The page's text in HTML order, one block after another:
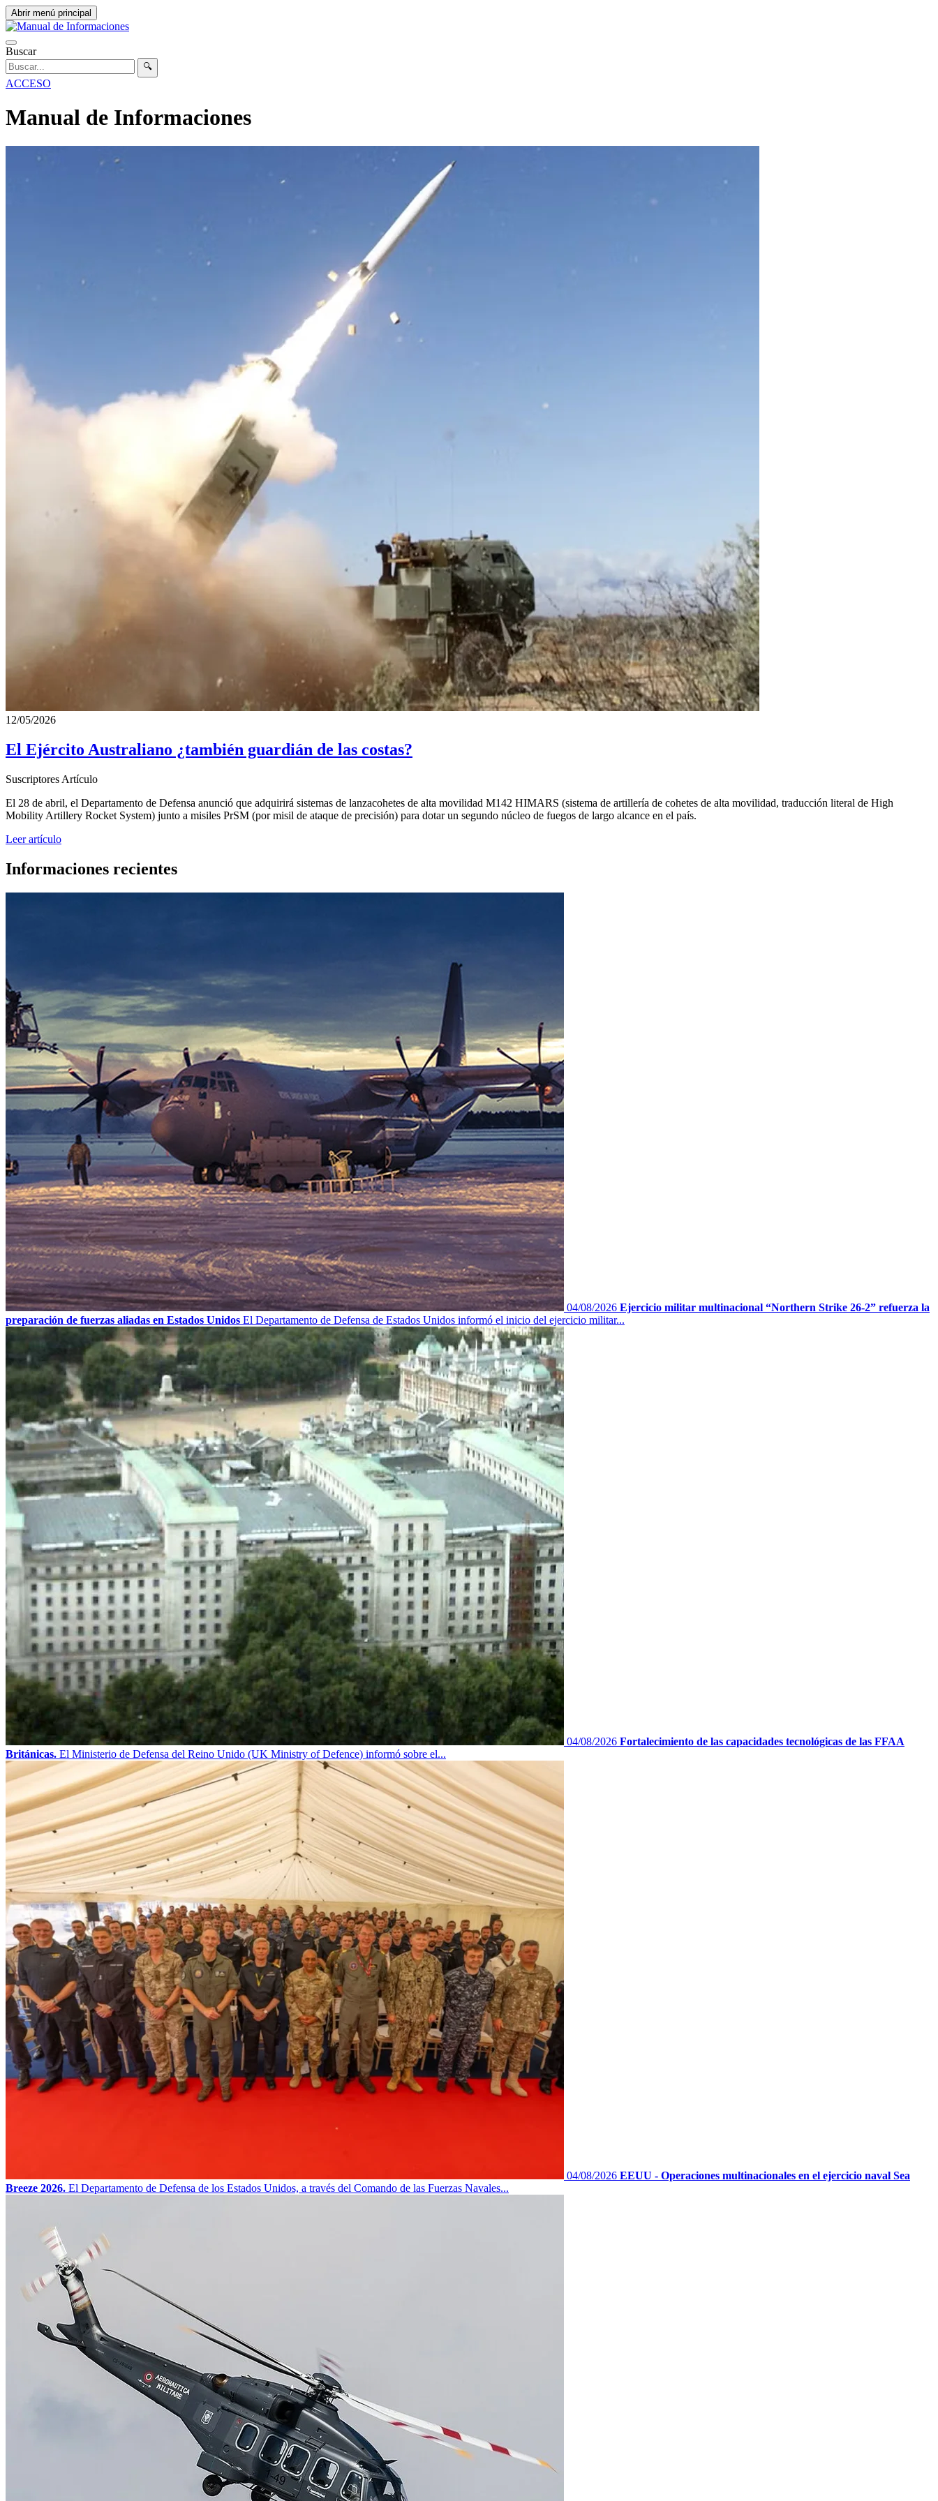
Abrir menú principal
Buscar
🔍
ACCESO
Manual de Informaciones
12/05/2026
El Ejército Australiano ¿también guardián de las costas?
Suscriptores Artículo
El 28 de abril, el Departamento de Defensa anunció que adquirirá sistemas de lanzacohetes de alta movilidad M142 HIMARS (sistema de artillería de cohetes de alta movilidad, traducción literal de High
Mobility Artillery Rocket System) junto a misiles PrSM (por misil de ataque de precisión) para dotar un segundo núcleo de fuegos de largo alcance en el país.
Leer artículo
Informaciones recientes
04/08/2026 Ejercicio militar multinacional “Northern Strike 26-2” refuerza la
preparación de fuerzas aliadas en Estados Unidos El Departamento de Defensa de Estados Unidos informó el inicio del ejercicio militar...
04/08/2026 Fortalecimiento de las capacidades tecnológicas de las FFAA
Británicas. El Ministerio de Defensa del Reino Unido (UK Ministry of Defence) informó sobre el...
04/08/2026 EEUU - Operaciones multinacionales en el ejercicio naval Sea
Breeze 2026. El Departamento de Defensa de los Estados Unidos, a través del Comando de las Fuerzas Navales...